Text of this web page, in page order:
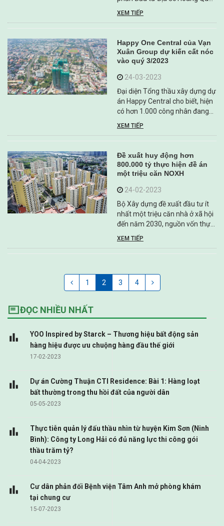
Cần Thơ (Công ty Hoàng Quân
Cần Thơ) khắc phục triệt để hậu
chính tại 2 dự án khu dân cư
trên địa bàn ...
XEM TIẾP
Happy One Central của Vạn
Xuân Group dự kiến cất nóc
vào quý 3/2023
24-03-2023
Đại diện Tổng thầu xây dựng dự
án Happy Central cho biết, hiện
có hơn 1.000 công nhân đang
thi công tại công trường dự án
Happy One Central và sẽ tăng
đạt mục tiêu chủ đầu tư Vạn
Xuân Group đặt ra.
XEM TIẾP
Đề xuất huy động hơn
800.000 tỷ thực hiện đề án
một triệu căn NOXH
24-02-2023
Bộ Xây dựng đề xuất đầu tư ít
nhất một triệu căn nhà ở xã hội
đến năm 2030, nguồn vốn thực
hiện khoảng 849.500 tỷ đồng.
XEM TIẾP
1 2 3 4
ĐỌC NHIỀU NHẤT
Cư dân phản đối Bệnh viện Tâm Anh mở phòng khám
tại chung cư
15-07-2023
YOO Inspired by Starck – Thương hiệu bất động sản
hàng hiệu được ưu chuộng hàng đầu thế giới
17-02-2023
Dự án Cường Thuận CTI Residence: Bài 1: Hàng loạt
bất thường trong thu hồi đất của người dân
05-05-2023
Thực tiễn quản lý đấu thầu nhìn từ huyện Kim Sơn (Ninh
Bình): Công ty Long Hải có đủ năng lực thi công gói
thầu trăm tỷ?
04-04-2023